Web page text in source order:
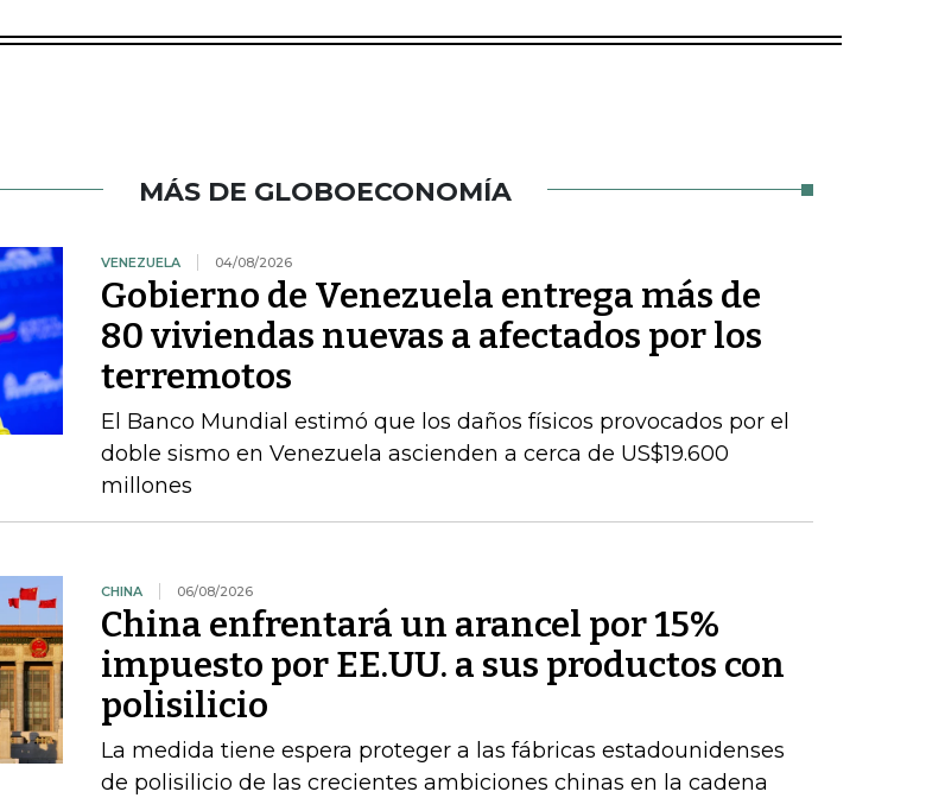
MÁS DE GLOBOECONOMÍA
VENEZUELA 04/08/2026
Gobierno de Venezuela entrega más de
80 viviendas nuevas a afectados por los
terremotos
El Banco Mundial estimó que los daños físicos provocados por el
doble sismo en Venezuela ascienden a cerca de US$19.600
millones
CHINA 06/08/2026
China enfrentará un arancel por 15%
impuesto por EE.UU. a sus productos con
polisilicio
La medida tiene espera proteger a las fábricas estadounidenses
de polisilicio de las crecientes ambiciones chinas en la cadena